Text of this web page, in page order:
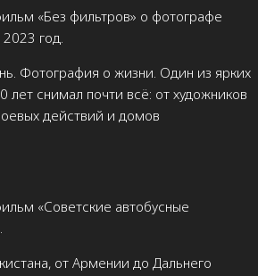
«Без фильтров» о фотографе
год.
Фотография о жизни. Один из ярких
лет снимал почти всё: от художников
действий и домов
«Советские автобусные
от Армении до Дальнего